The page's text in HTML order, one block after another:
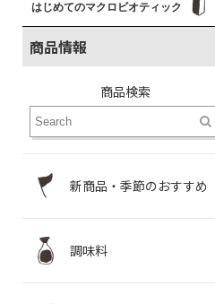
はじめてのマクロビオティック
商品情報
商品検索
新商品・季節のおすすめ
調味料